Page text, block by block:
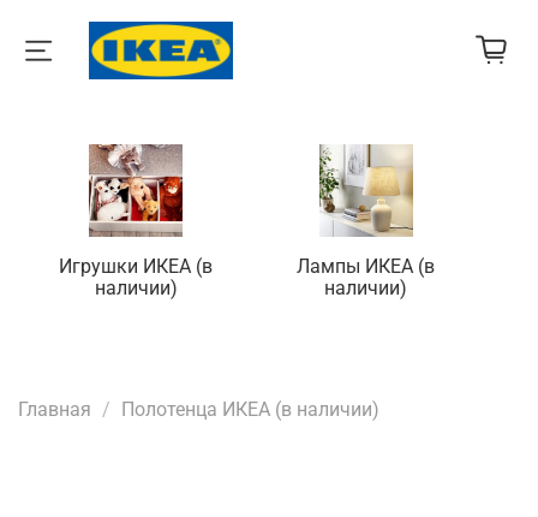
Игрушки ИКЕА (в
наличии)
Лампы ИКЕА (в
наличии)
Главная Полотенца ИКЕА (в наличии)